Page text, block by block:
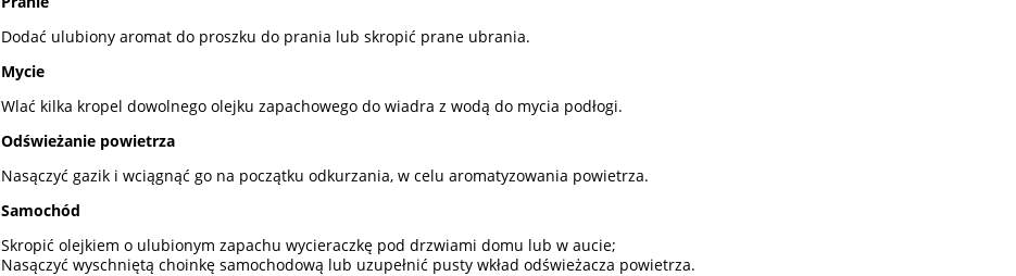
Dodać ulubiony aromat do proszku do prania lub skropić prane ubrania.
Mycie
Wlać kilka kropel dowolnego olejku zapachowego do wiadra z wodą do mycia podłogi.
Odświeżanie powietrza
Nasączyć gazik i wciągnąć go na początku odkurzania, w celu aromatyzowania powietrza.
Samochód
Skropić olejkiem o ulubionym zapachu wycieraczkę pod drzwiami domu lub w aucie;
Nasączyć wyschniętą choinkę samochodową lub uzupełnić pusty wkład odświeżacza powietrza.